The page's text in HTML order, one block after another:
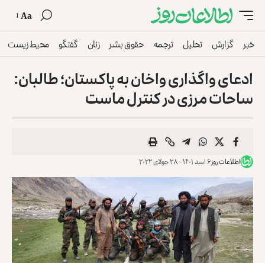
Aa
خبر گزارش تحلیل ترجمه حقوق بشر زنان گفتگو محیط زیست
ادعای واگذاری واخان به پاکستان؛ طالبان:
ساحات مرزی در کنترل ماست
اطلاعات روز۶ اسد ۱۴۰۱ - ۲۸ جولای ۲۰۲۲